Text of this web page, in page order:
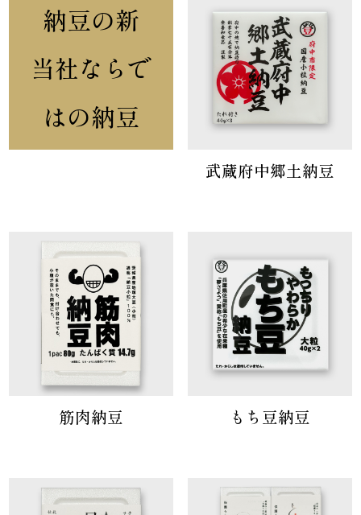
納豆の新
当社ならで
はの納豆
武蔵府中郷土納豆
筋肉納豆 もち豆納豆